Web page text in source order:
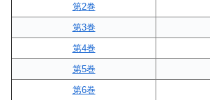
第2巻
第3巻
第4巻
第5巻
第6巻